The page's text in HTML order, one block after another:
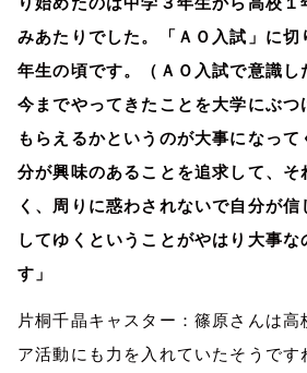
り始めたのは中学３年生から高校
みあたりでした。「ＡＯ入試」に切
年生の頃です。（ＡＯ入試で意識
今までやってきたことを大学にぶつ
もらえるかというのが大事になって
分が興味のあることを追求して、そ
く、周りに惑わされないで自分が
してゆくということがやはり大事な
す」
片桐千晶キャスター：篠原さんは高
ア活動にも力を入れていたそうです